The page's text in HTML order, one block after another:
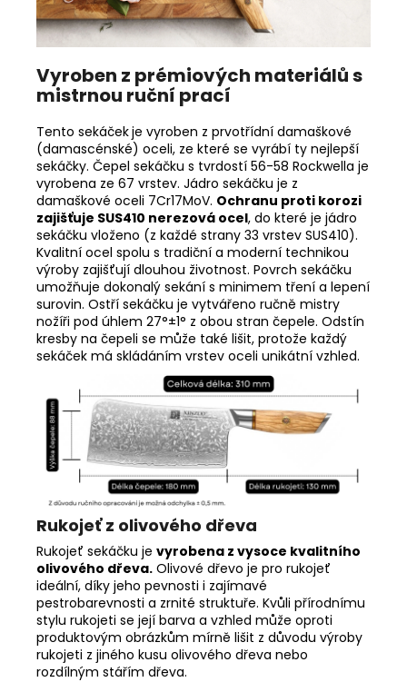
Vyroben z prémiových materiálů s
mistrnou ruční prací
Tento sekáčekje vyroben z prvotřídní damaškové
(damascénské) oceli, ze které se vyrábí ty nejlepší
sekáčky. Čepel sekáčku s tvrdostí 56-58 Rockwella je
vyrobena ze 67 vrstev. Jádro sekáčku je z
damaškové oceli 7Cr17MoV. Ochranu proti korozi
zajišťuje SUS410 nerezová ocel, do které je jádro
sekáčku vloženo (z každé strany 33 vrstev SUS410).
Kvalitní ocel spolu s tradiční a moderní technikou
výroby zajišťují dlouhou životnost. Povrch sekáčku
umožňuje dokonalý sekání s minimem tření a lepení
surovin. Ostří sekáčku je vytvářeno ručně mistry
nožíři pod úhlem 27°±1° z obou stran čepele. Odstín
kresby na čepeli se může také lišit, protože každý
sekáček má skládáním vrstev oceli unikátní vzhled.
Rukojeť z olivového dřeva
Rukojeť sekáčku je vyrobena z vysoce kvalitního
olivového dřeva. Olivové dřevo je pro rukojeť
ideální, díky jeho pevnosti i zajímavé
pestrobarevnosti a zrnité struktuře. Kvůli přírodnímu
stylu rukojeti se její barva a vzhled může oproti
produktovým obrázkům mírně lišit z důvodu výroby
rukojeti z jiného kusu olivového dřeva nebo
rozdílným stářím dřeva.